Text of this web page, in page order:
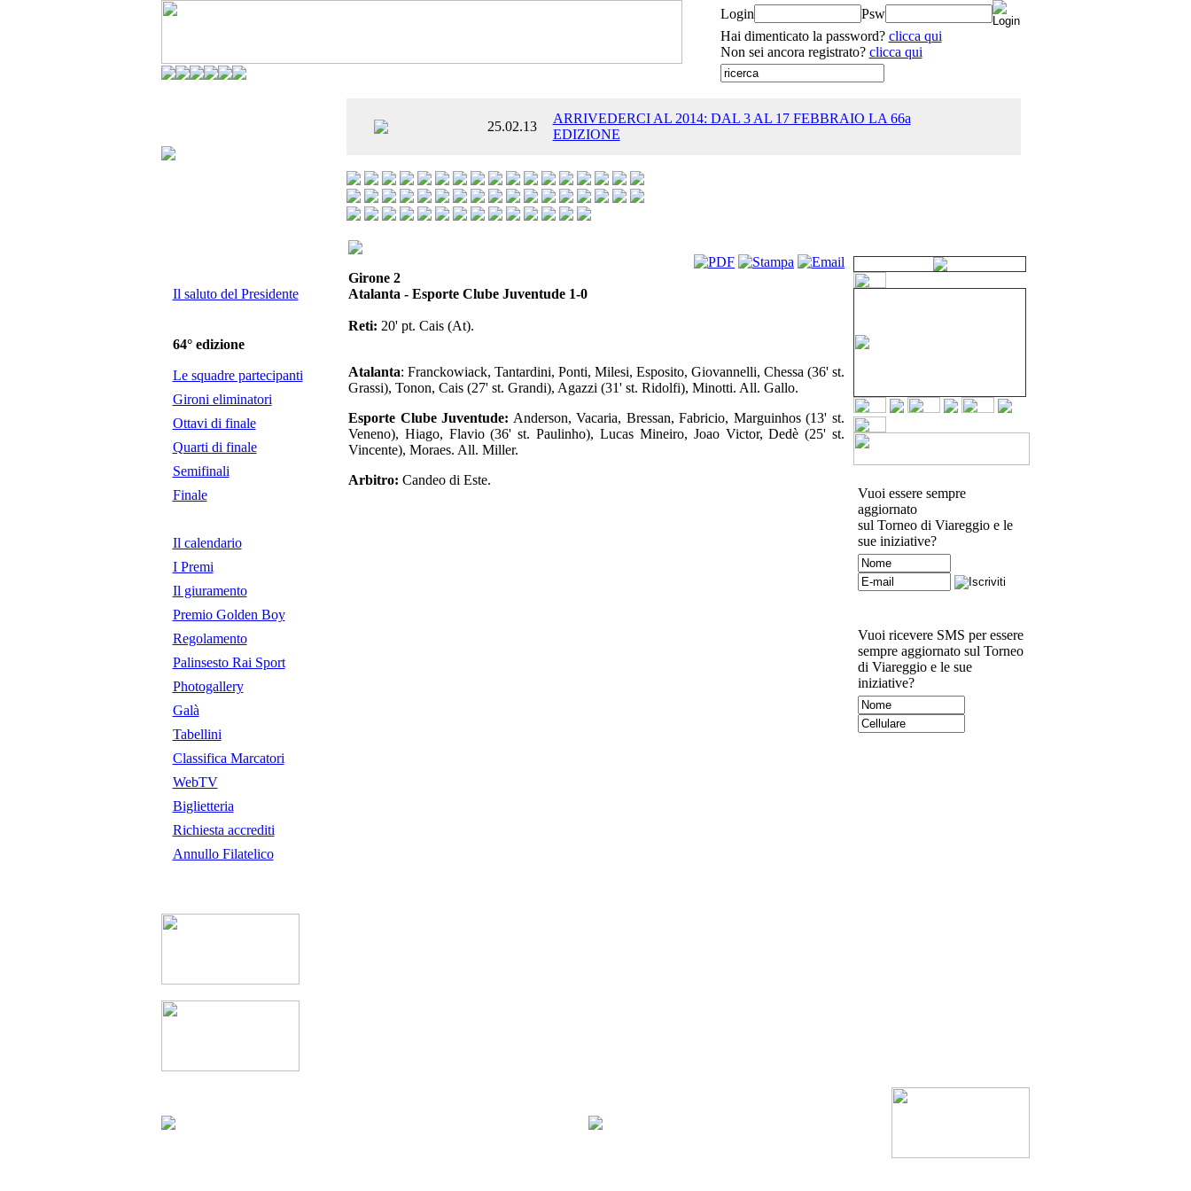
Login
Psw
Hai dimenticato la password? clicca qui
Non sei ancora registrato? clicca qui
25.02.13
ARRIVEDERCI AL 2014: DAL 3 AL 17 FEBBRAIO LA 66a
EDIZIONE
Il saluto del Presidente
64° edizione
Le squadre partecipanti
Gironi eliminatori
Ottavi di finale
Quarti di finale
Semifinali
Finale
Il calendario
I Premi
Il giuramento
Premio Golden Boy
Regolamento
Palinsesto Rai Sport
Photogallery
Galà
Tabellini
Classifica Marcatori
WebTV
Biglietteria
Richiesta accrediti
Annullo Filatelico
Girone 2
Atalanta - Esporte Clube Juventude 1-0
Reti: 20' pt. Cais (At).
Atalanta: Franckowiack, Tantardini, Ponti, Milesi, Esposito, Giovannelli, Chessa (36' st.
Grassi), Tonon, Cais (27' st. Grandi), Agazzi (31' st. Ridolfi), Minotti. All. Gallo.
Esporte Clube Juventude: Anderson, Vacaria, Bressan, Fabricio, Marguinhos (13' st.
Veneno), Hiago, Flavio (36' st. Paulinho), Lucas Mineiro, Joao Victor, Dedè (25' st.
Vincente), Moraes. All. Miller.
Arbitro: Candeo di Este.
Vuoi essere sempre
aggiornato
sul Torneo di Viareggio e le
sue iniziative?
Vuoi ricevere SMS per essere
sempre aggiornato sul Torneo
di Viareggio e le sue
iniziative?